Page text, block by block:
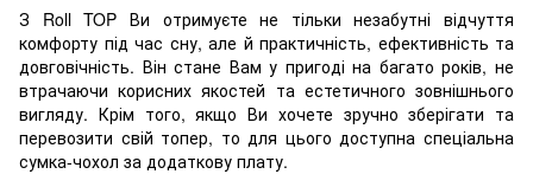
З Roll TOP Ви отримуєте не тільки незабутні відчуття
комфорту під час сну, але й практичність, ефективність та
довговічність. Він стане Вам у пригоді на багато років, не
втрачаючи корисних якостей та естетичного зовнішнього
вигляду. Крім того, якщо Ви хочете зручно зберігати та
перевозити свій топер, то для цього доступна спеціальна
сумка-чохол за додаткову плату.